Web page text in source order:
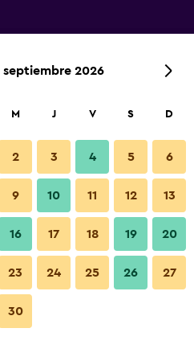
septiembre 2026
M J V S D
2 3 4 5 6
9 10 11 12 13
16 17 18 19 20
23 24 25 26 27
30